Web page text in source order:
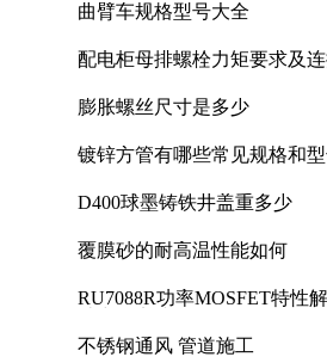
曲臂车规格型号大全
配电柜母排螺栓力矩要求及
膨胀螺丝尺寸是多少
镀锌方管有哪些常见规格和
D400球墨铸铁井盖重多少
覆膜砂的耐高温性能如何
RU7088R功率MOSFET特性
不锈钢通风 管道施工